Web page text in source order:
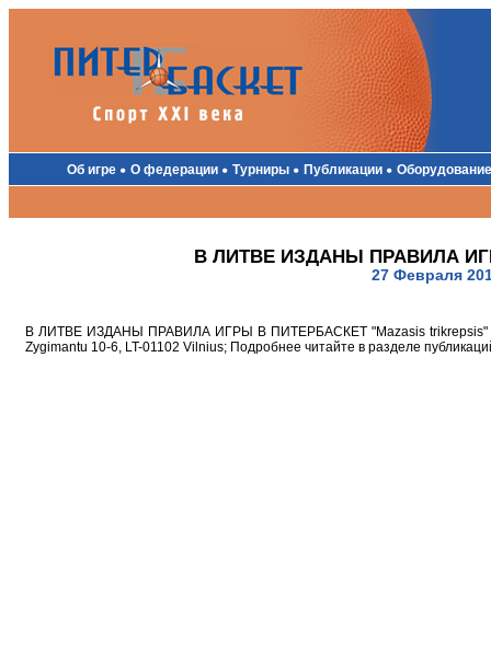
Об игре О федерации Турниры Публикации
В ЛИТВЕ ИЗДАНЫ ПРАВИЛА
27 Февраля
В ЛИТВЕ ИЗДАНЫ ПРАВИЛА ИГРЫ В ПИТЕРБАСКЕТ "Mazasis trikrepsis"
Zygimantu 10-6, LT-01102 Vilnius; Подробнее читайте в разделе